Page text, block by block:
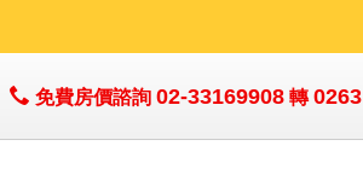
免費房價諮詢 02-33169908 轉0263